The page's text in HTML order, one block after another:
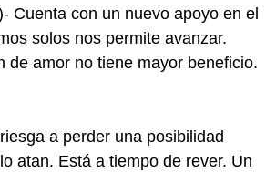
Cuenta con un nuevo apoyo en el
solos nos permite avanzar.
de amor no tiene mayor beneficio.
a perder una posibilidad
atan. Está a tiempo de rever. Un